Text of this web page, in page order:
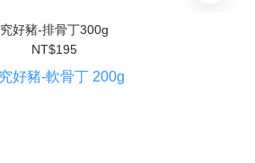
究好豬-排骨丁300g
NT$195